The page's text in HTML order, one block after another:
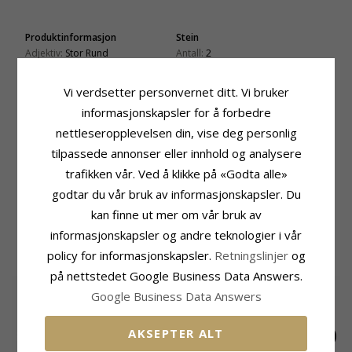
Produktinformasjon
Adjektiv: Stor Rund
Edelmetall: Sølv
Blank
Stein
Antall: 2
Stein: Malakitt
Høyde Inkl. Krok: 34 mm
Bredde: 17 mm
Leveringstid
Leveringstid:Ca. 5-10 Hverdager
MEST POPULÆRE PRODUKTER I
KATEGORIEN
SALE
Vi verdsetter personvernet ditt. Vi bruker
informasjonskapsler for å forbedre
nettleseropplevelsen din, vise deg personlig
tilpassede annonser eller innhold og analysere
trafikken vår. Ved å klikke på «Godta alle»
godtar du vår bruk av informasjonskapsler. Du
kan finne ut mer om vår bruk av
informasjonskapsler og andre teknologier i vår
policy for informasjonskapsler. Retningslinjer og
på nettstedet Google Business Data Answers.
Google Business Data Answers
AKSEPTER ALT